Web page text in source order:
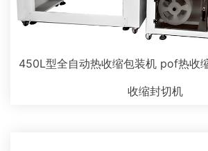
450L型全自动热收缩包装机 pof热收
收缩封切机